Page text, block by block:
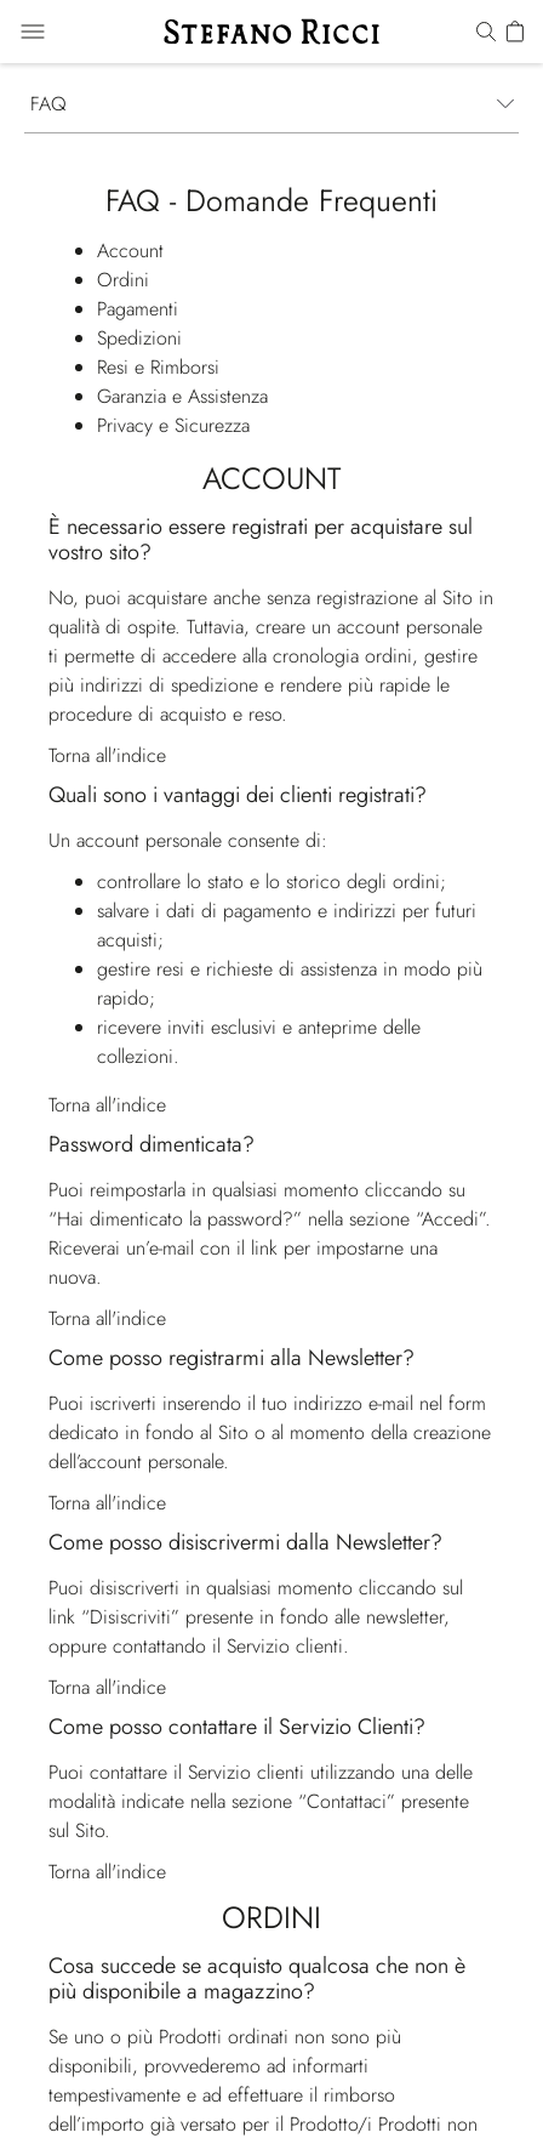
FAQ
FAQ - Domande Frequenti
Account
Ordini
Pagamenti
Spedizioni
Resi e Rimborsi
Garanzia e Assistenza
Privacy e Sicurezza
ACCOUNT
È necessario essere registrati per acquistare sul
vostro sito?
No, puoi acquistare anche senza registrazione al Sito in
qualità di ospite. Tuttavia, creare un account personale
ti permette di accedere alla cronologia ordini, gestire
più indirizzi di spedizione e rendere più rapide le
procedure di acquisto e reso.
Torna all'indice
Quali sono i vantaggi dei clienti registrati?
Un account personale consente di:
controllare lo stato e lo storico degli ordini;
salvare i dati di pagamento e indirizzi per futuri
acquisti;
gestire resi e richieste di assistenza in modo più
rapido;
ricevere inviti esclusivi e anteprime delle
collezioni.
Torna all'indice
Password dimenticata?
Puoi reimpostarla in qualsiasi momento cliccando su
“Hai dimenticato la password?” nella sezione “Accedi”.
Riceverai un’e-mail con il link per impostarne una
nuova.
Torna all'indice
Come posso registrarmi alla Newsletter?
Puoi iscriverti inserendo il tuo indirizzo e-mail nel form
dedicato in fondo al Sito o al momento della creazione
dell’account personale.
Torna all'indice
Come posso disiscrivermi dalla Newsletter?
Puoi disiscriverti in qualsiasi momento cliccando sul
link “Disiscriviti” presente in fondo alle newsletter,
oppure contattando il Servizio clienti.
Torna all'indice
Come posso contattare il Servizio Clienti?
Puoi contattare il Servizio clienti utilizzando una delle
modalità indicate nella sezione “Contattaci” presente
sul Sito.
Torna all'indice
ORDINI
Cosa succede se acquisto qualcosa che non è
più disponibile a magazzino?
Se uno o più Prodotti ordinati non sono più
disponibili, provvederemo ad informarti
tempestivamente e ad effettuare il rimborso
dell’importo già versato per il Prodotto/i Prodotti non